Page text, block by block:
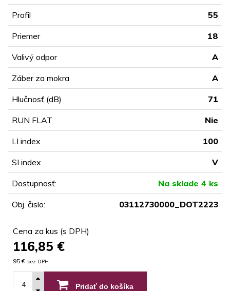
Profil 55
Priemer 18
Valivý odpor A
Záber za mokra A
Hlučnosť (dB) 71
RUN FLAT Nie
LI index 100
SI index V
Dostupnosť: Na sklade 4 ks
Obj. čislo: 03112730000_DOT2223
Cena za kus (s DPH)
116,85 €
95 € bez DPH
Pridať do košíka